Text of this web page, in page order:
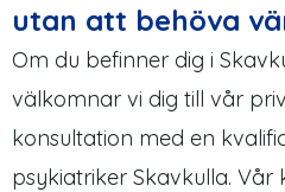
utan att behöva
Om du befinner dig i
välkomnar vi dig till vår
konsultation med en
psykiatriker Skavkulla. Vår